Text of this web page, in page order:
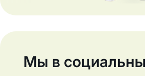
Мы в